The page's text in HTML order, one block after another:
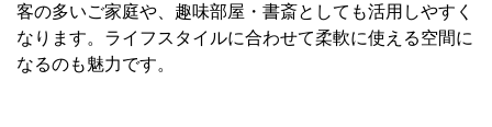
客の多いご家庭や、趣味部屋・書斎としても活用しやすく
なります。ライフスタイルに合わせて柔軟に使える空間に
なるのも魅力です。